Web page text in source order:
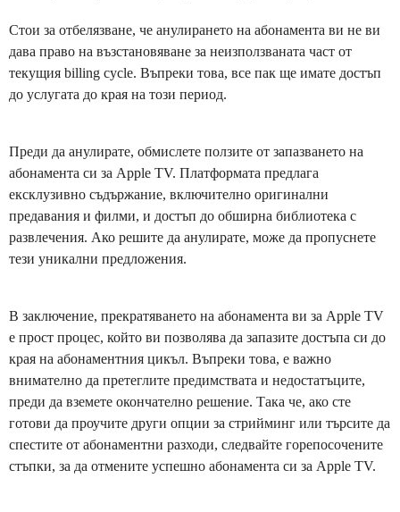
Стои за отбелязване, че анулирането на абонамента ви не ви
дава право на възстановяване за неизползваната част от
текущия billing cycle. Въпреки това, все пак ще имате достъп
до услугата до края на този период.
Преди да анулирате, обмислете ползите от запазването на
абонамента си за Apple TV. Платформата предлага
ексклузивно съдържание, включително оригинални
предавания и филми, и достъп до обширна библиотека с
развлечения. Ако решите да анулирате, може да пропуснете
тези уникални предложения.
В заключение, прекратяването на абонамента ви за Apple TV
е прост процес, който ви позволява да запазите достъпа си до
края на абонаментния цикъл. Въпреки това, е важно
внимателно да претеглите предимствата и недостатъците,
преди да вземете окончателно решение. Така че, ако сте
готови да проучите други опции за стрийминг или търсите да
спестите от абонаментни разходи, следвайте горепосочените
стъпки, за да отмените успешно абонамента си за Apple TV.